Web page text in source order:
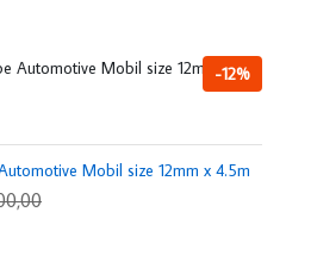
-12%
Mobil size 12mm x 4.5m